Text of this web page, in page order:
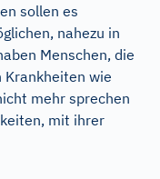
sollen es
nahezu in
Menschen, die
Krankheiten wie
mehr sprechen
mit ihrer